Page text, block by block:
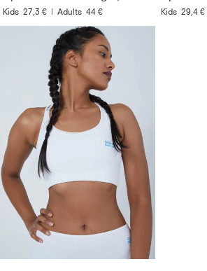
Kids 27,3 € | Adults 44 € Kids 29,4 €